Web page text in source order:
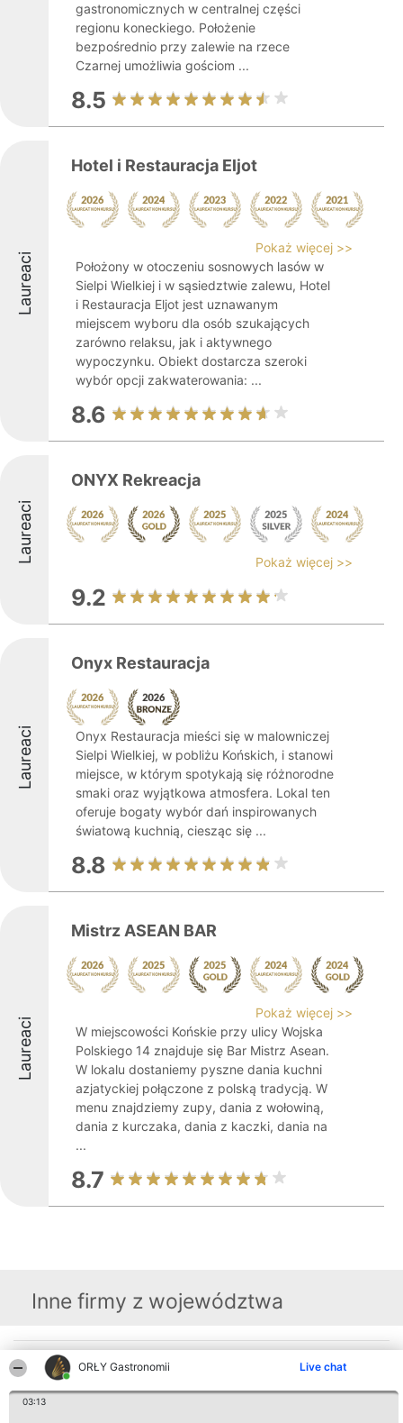
ORŁY Gastronomii Live chat
03:13
gastronomicznych w centralnej części
regionu koneckiego. Położenie
bezpośrednio przy zalewie na rzece
Czarnej umożliwia gościom ...
8.5
Laureaci
Hotel i Restauracja Eljot
Pokaż więcej >>
Położony w otoczeniu sosnowych lasów w
Sielpi Wielkiej i w sąsiedztwie zalewu, Hotel
i Restauracja Eljot jest uznawanym
miejscem wyboru dla osób szukających
zarówno relaksu, jak i aktywnego
wypoczynku. Obiekt dostarcza szeroki
wybór opcji zakwaterowania: ...
8.6
Laureaci
ONYX Rekreacja
Pokaż więcej >>
9.2
Laureaci
Onyx Restauracja
Onyx Restauracja mieści się w malowniczej
Sielpi Wielkiej, w pobliżu Końskich, i stanowi
miejsce, w którym spotykają się różnorodne
smaki oraz wyjątkowa atmosfera. Lokal ten
oferuje bogaty wybór dań inspirowanych
światową kuchnią, ciesząc się ...
8.8
Laureaci
Mistrz ASEAN BAR
Pokaż więcej >>
W miejscowości Końskie przy ulicy Wojska
Polskiego 14 znajduje się Bar Mistrz Asean.
W lokalu dostaniemy pyszne dania kuchni
azjatyckiej połączone z polską tradycją. W
menu znajdziemy zupy, dania z wołowiną,
dania z kurczaka, dania z kaczki, dania na
...
8.7
Inne firmy z województwa
Organizator plebiscytu
Bright Side Solutions sp. z o.
ul. Ruska 22
Kontakt